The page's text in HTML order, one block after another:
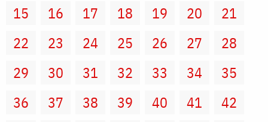
15
16 17 18 19 20
21
22
23 24 25 26 27
28
29
30 31 32 33 34
35
36
37 38 39 40 41
42